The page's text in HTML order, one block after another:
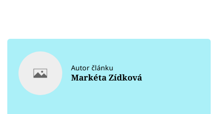
Autor článku
Markéta Zídková